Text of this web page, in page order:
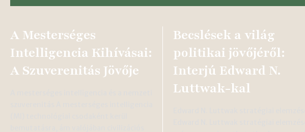
A Mesterséges
Intelligencia Kihívásai:
A Szuverenitás Jövője
Becslések a világ
politikai jövőjéről:
Interjú Edward N.
Luttwak-kal